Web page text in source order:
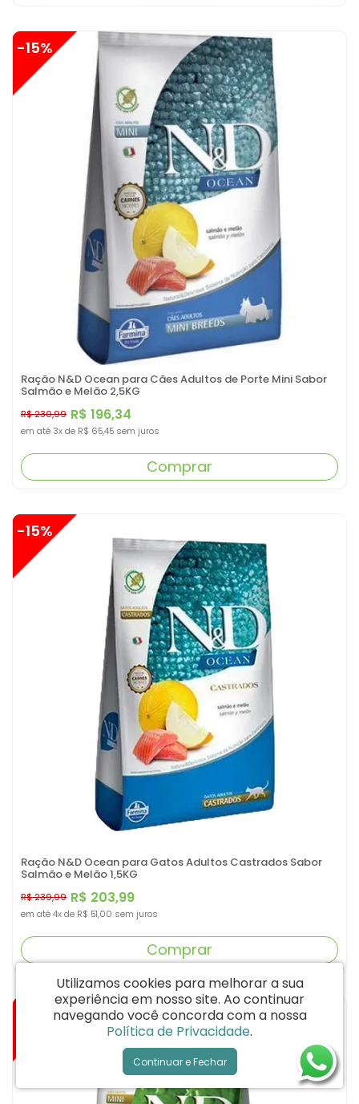
Ração N&D Ocean para Cães Adultos de Porte Mini Sabor
Salmão e Melão 2,5KG
R$ 196,34
R$ 230,99
-15%
em até 3x de R$ 65,45 sem juros
Comprar
Ração N&D Ocean para Gatos Adultos Castrados Sabor
Salmão e Melão 1,5KG
R$ 203,99
R$ 239,99
-15%
em até 4x de R$ 51,00 sem juros
Comprar
Utilizamos cookies para melhorar a sua
experiência em nosso site. Ao continuar
navegando você concorda com a nossa
Política de Privacidade.
Continuar e Fechar